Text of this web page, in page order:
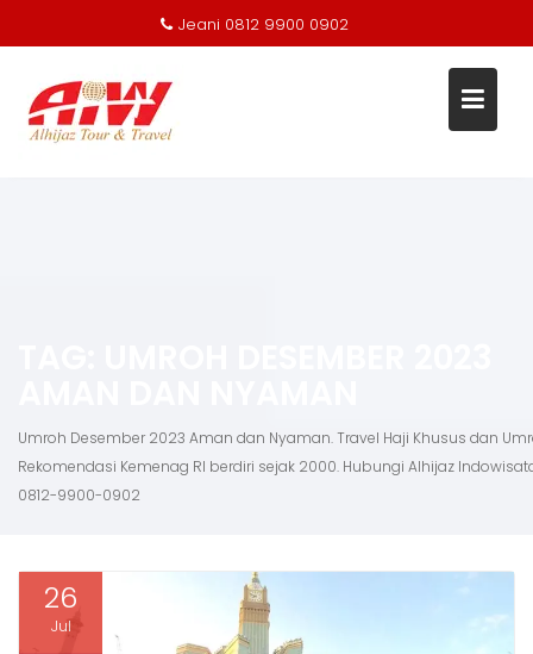
Jeani 0812 9900 0902
Umroh Desember 2023 Aman dan Nyaman. Travel Haji Khusus dan
Rekomendasi Kemenag RI berdiri sejak 2000. Hubungi Alhijaz
0812-9900-0902
26
Jul